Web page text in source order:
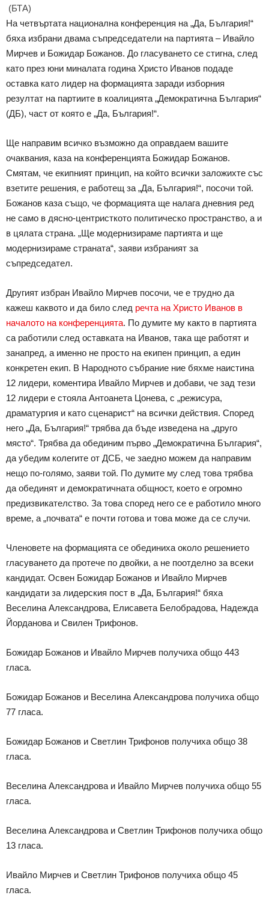
(БТА)
На четвъртата национална конференция на „Да, България!“
бяха избрани двама съпредседатели на партията – Ивайло
Мирчев и Божидар Божанов. До гласуването се стигна, след
като през юни миналата година Христо Иванов подаде
оставка като лидер на формацията заради изборния
резултат на партиите в коалицията „Демократична България“
(ДБ), част от която е „Да, България!“.
Ще направим всичко възможно да оправдаем вашите
очаквания, каза на конференцията Божидар Божанов.
Смятам, че екипният принцип, на който всички заложихте със
взетите решения, е работещ за „Да, България!“, посочи той.
Божанов каза също, че формацията ще налага дневния ред
не само в дясно-центристкото политическо пространство, а и
в цялата страна. „Ще модернизираме партията и ще
модернизираме страната“, заяви избраният за
съпредседател.
Другият избран Ивайло Мирчев посочи, че е трудно да
кажеш каквото и да било след речта на Христо Иванов в
началото на конференцията. По думите му както в партията
са работили след оставката на Иванов, така ще работят и
занапред, а именно не просто на екипен принцип, а един
конкретен екип. В Народното събрание ние бяхме наистина
12 лидери, коментира Ивайло Мирчев и добави, че зад тези
12 лидери е стояла Антоанета Цонева, с „режисура,
драматургия и като сценарист“ на всички действия. Според
него „Да, България!“ трябва да бъде изведена на „друго
място“. Трябва да обединим първо „Демократична България“,
да убедим колегите от ДСБ, че заедно можем да направим
нещо по-голямо, заяви той. По думите му след това трябва
да обединят и демократичната общност, което е огромно
предизвикателство. За това според него се е работило много
време, а „почвата“ е почти готова и това може да се случи.
Членовете на формацията се обединиха около решението
гласуването да протече по двойки, а не поотделно за всеки
кандидат. Освен Божидар Божанов и Ивайло Мирчев
кандидати за лидерския пост в „Да, България!“ бяха
Веселина Александрова, Елисавета Белобрадова, Надежда
Йорданова и Свилен Трифонов.
Божидар Божанов и Ивайло Мирчев получиха общо 443
гласа.
Божидар Божанов и Веселина Александрова получиха общо
77 гласа.
Божидар Божанов и Светлин Трифонов получиха общо 38
гласа.
Веселина Александрова и Ивайло Мирчев получиха общо 55
гласа.
Веселина Александрова и Светлин Трифонов получиха общо
13 гласа.
Ивайло Мирчев и Светлин Трифонов получиха общо 45
гласа.